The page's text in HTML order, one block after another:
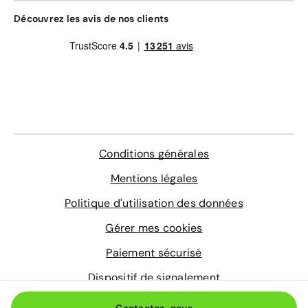
remorquage et véhicule de prêt)
Contrôle technique
Gravage des vitres
Découvrez les avis de nos clients
Conditions générales
Mentions légales
Politique d'utilisation des données
Gérer mes cookies
Paiement sécurisé
Dispositif de signalement
© 2026 Aramisauto.com